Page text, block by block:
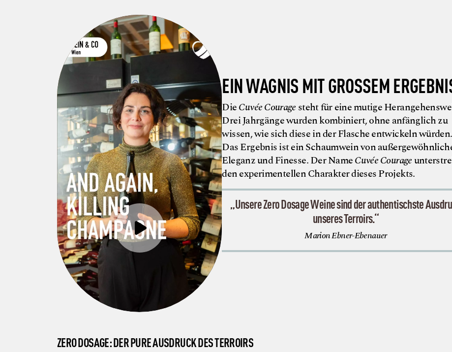
EIN WAGNIS MIT GROSSEM ERGEBNIS
DieCuvée Courage steht für eine mutige
Drei Jahrgänge wurden kombiniert, ohne anfänglich zu
wissen, wie sich diese in der Flasche entwickeln würden.
Das Ergebnis ist ein Schaumwein von
Eleganz und Finesse. Der NameCuvée Courage
den experimentellen Charakter dieses Projekts.
„Unsere Zero Dosage Weine sind der authentischste
unseres Terroirs.“
Marion Ebner-Ebenauer
ZERO DOSAGE: DER PURE AUSDRUCK DES TERROIRS